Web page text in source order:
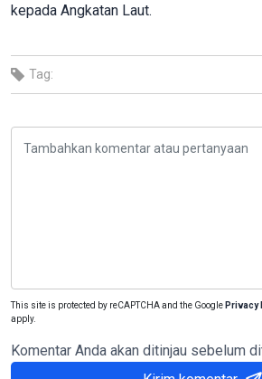
kepada Angkatan Laut.
Tag:
This site is protected by reCAPTCHA and the Google Privacy
apply.
Komentar Anda akan ditinjau sebelum